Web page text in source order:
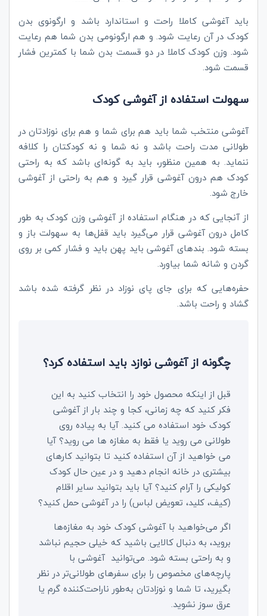
باید آغوشی کاملا راحت و استاندارد باشد و ارگونوی بدن
کودک در آن رعایت شود. و هم ارگونومی بدن شما هم رعایت
شود. وزن کودک کاملا در دو قسمت بدن شما با کمترین فشار
قسمت شود.
سهولت استفاده از آغوشی کودک
آغوشی منتخب شما باید هم برای شما و هم برای نوزادتان در
طولانی مدت راحت باشد و نه شما و نه کودکتان را کلافه
ننماید. به همین منظور، باید به گونه‌ای باشد که به راحتی
کودک هم درون آغوشی قرار گیرد و هم به راحتی از آغوشی
خارج شود.
از آنجایی که در هنگام استفاده از آغوشی وزن کودک به طور
کامل درون آغوشی قرار می‌گیرد باید قفل‌ها به سهولت باز و
بسته شود. بندهای آغوشی باید پهن باید و فشار کمی بر روی
گردن و شانه شما بیاورد.
حفره‌هایی که برای جای پای نوزاد در نظر گرفته شده باشد
گشاد و راحت باشد.
چگونه از آغوشی نوازد باید استفاده کرد؟
قبل از اینکه محصول خود را انتخاب کنید به این
فکر کنید که چه زمانی، کجا و چند بار از آغوشی
کودک خود استفاده می کنید. آیا به پیاده روی
طولانی می روید یا فقط به مغازه ها می روید؟ آیا
می خواهید از آن استفاده کنید تا بتوانید کارهای
بیشتری در خانه انجام دهید و در عین حال کودک
کولیکی را آرام کنید؟ آیا باید بتوانید سایر اقلام
(کیف، کلید، تعویض لباس) را در آغوشی حمل کنید؟
اگر می‌خواهید با آغوشی کودک خود به مغازه‌ها
بروید، به دنبال کالایی باشید که خیلی حجیم نباشد
و به راحتی بسته شود. می‌توانید آغوشی با
پارچه‌های مخصوص را برای سفرهای طولانی‌تر در نظر
بگیرید، تا شما و نوزادتان به‌طور ناراحت‌کننده گرم یا
عرق سوز نشوید.